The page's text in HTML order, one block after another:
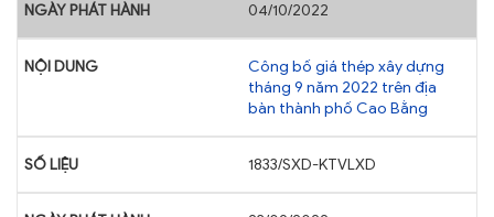
04/10/2022
Công bố giá thép xây dựng
tháng 9 năm 2022 trên địa
bàn thành phố Cao Bằng
1833/SXD-KTVLXD